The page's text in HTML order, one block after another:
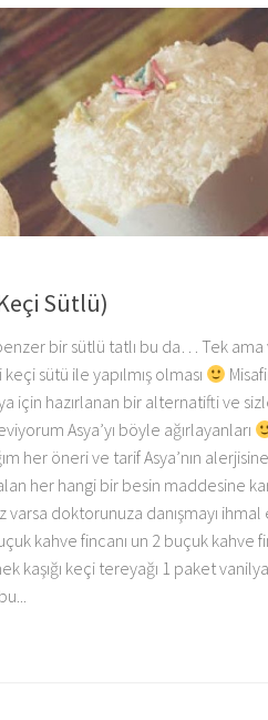
Sütlü)
bir sütlü tatlı bu da… Tek ama
sütü ile yapılmış olması
için hazırlanan bir alternatifti ve
Asya’yı böyle ağırlayanları
her öneri ve tarif Asya’nın alerjisine
her hangi bir besin maddesine
varsa doktorunuza danışmayı
kahve fincanı un 2 buçuk kahve
kaşığı keçi tereyağı 1 paket